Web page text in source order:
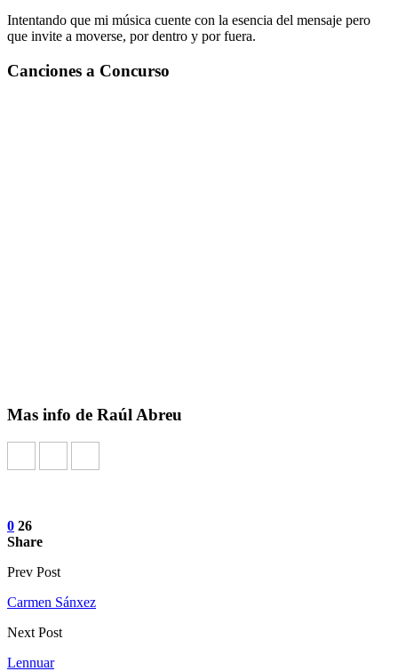
Intentando que mi música cuente con la esencia del mensaje pero
que invite a moverse, por dentro y por fuera.
Canciones a Concurso
Mas info de Raúl Abreu
0 26
Share
Prev Post
Carmen Sánxez
Next Post
Lennuar